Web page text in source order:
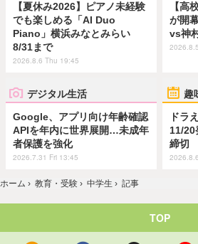
【夏休み2026】ピアノ未経験
でも楽しめる「AI Duo
Piano」横浜みなとみらい
8/31まで
2026.8.6 Thu 19:45
【高
が開
vs神
デジタル生活
Google、アプリ向け年齢確認
APIを年内に世界展開…未成年
者保護を強化
2026.7.31 Fri 13:45
趣
ドラ
11/
締切
ホーム › 教育・受験 › 中学生 › 記事
TOP